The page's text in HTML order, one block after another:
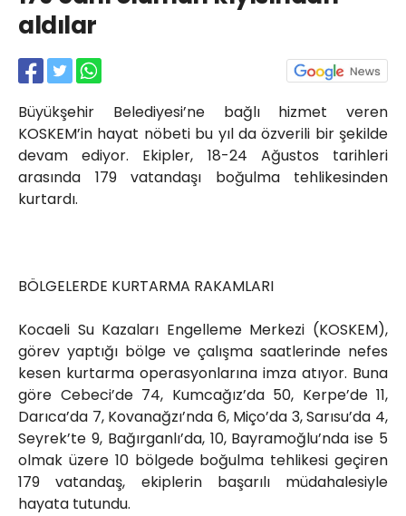
aldılar
Büyükşehir Belediyesi’ne bağlı hizmet veren
KOSKEM’in hayat nöbeti bu yıl da özverili bir şekilde
devam ediyor. Ekipler, 18-24 Ağustos tarihleri
arasında 179 vatandaşı boğulma tehlikesinden
kurtardı.
BÖLGELERDE KURTARMA RAKAMLARI
Kocaeli Su Kazaları Engelleme Merkezi (KOSKEM),
görev yaptığı bölge ve çalışma saatlerinde nefes
kesen kurtarma operasyonlarına imza atıyor. Buna
göre Cebeci’de 74, Kumcağız’da 50, Kerpe’de 11,
Darıca’da 7, Kovanağzı’nda 6, Miço’da 3, Sarısu’da 4,
Seyrek’te 9, Bağırganlı’da, 10, Bayramoğlu’nda ise 5
olmak üzere 10 bölgede boğulma tehlikesi geçiren
179 vatandaş, ekiplerin başarılı müdahalesiyle
hayata tutundu.
Akkavaklar Caddesi No:17/4 İzmit-
kocaelisokak@gmail.com